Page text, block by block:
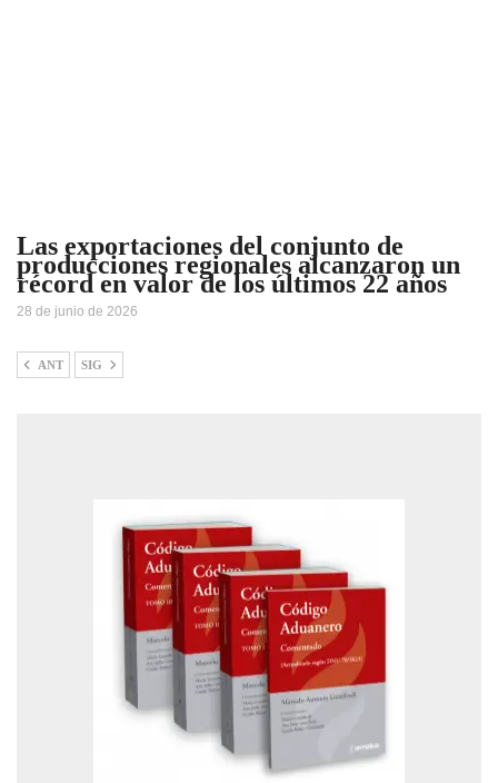
Las exportaciones del conjunto de
producciones regionales alcanzaron un
récord en valor de los últimos 22 años
28 de junio de 2026
ANT SIG